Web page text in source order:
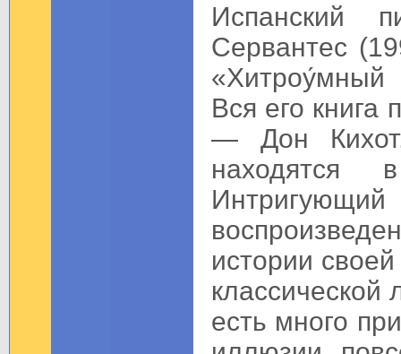
Испанский
Сервантес
«Хитроу́мный
Вся его книга
— Дон
Интригующий
истории
классической
есть много